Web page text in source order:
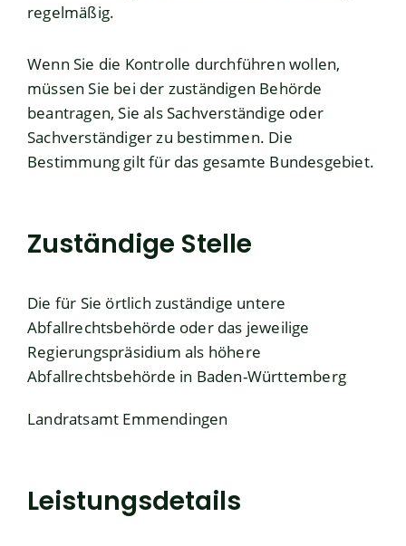
regelmäßig.
Wenn Sie die Kontrolle durchführen wollen,
müssen Sie bei der zuständigen Behörde
beantragen, Sie als Sachverständige oder
Sachverständiger zu bestimmen. Die
Bestimmung gilt für das gesamte Bundesgebiet.
Zuständige Stelle
Die für Sie örtlich zuständige untere
Abfallrechtsbehörde oder das jeweilige
Regierungspräsidium als höhere
Abfallrechtsbehörde in Baden-Württemberg
Landratsamt Emmendingen
Leistungsdetails